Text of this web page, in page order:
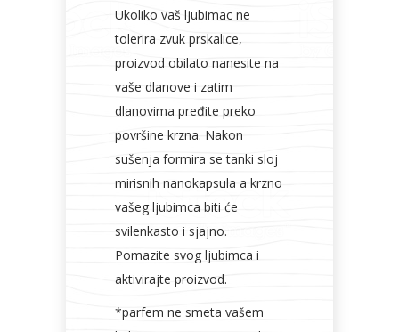
Ukoliko vaš ljubimac ne
tolerira zvuk prskalice,
proizvod obilato nanesite na
vaše dlanove i zatim
dlanovima pređite preko
površine krzna. Nakon
sušenja formira se tanki sloj
mirisnih nanokapsula a krzno
vašeg ljubimca biti će
svilenkasto i sjajno.
Pomazite svog ljubimca i
aktivirajte proizvod.
*parfem ne smeta vašem